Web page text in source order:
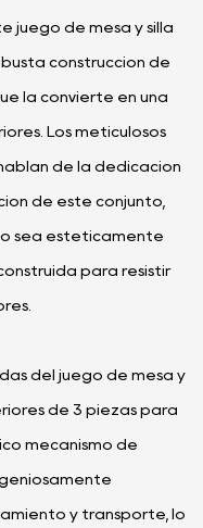
juego de mesa y silla
construcción de
la convierte en una
Los meticulosos
de la dedicación
de este conjunto,
sea estéticamente
para resistir
del juego de mesa y
de 3 piezas para
mecanismo de
y transporte, lo